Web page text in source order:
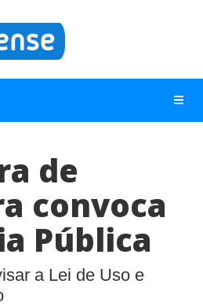
de
convoca
Pública
a Lei de Uso e